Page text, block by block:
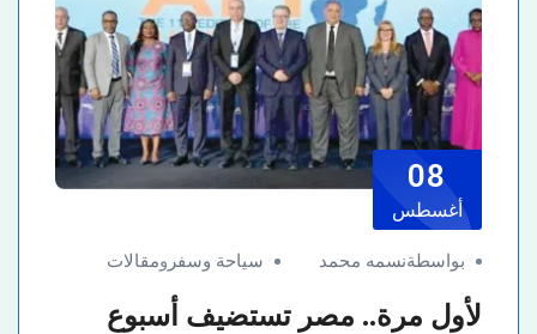
08
أغسطس
بواسطةنسمه محمد سياحة وسفر ومقالات
لأول مرة.. مصر تستضيف أسبوع